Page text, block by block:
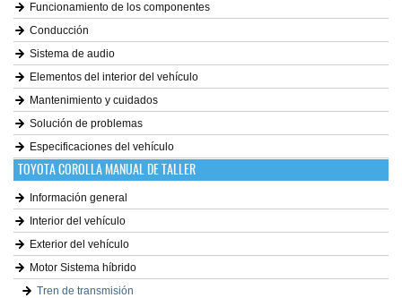
Funcionamiento de los componentes
Conducción
Sistema de audio
Elementos del interior del vehículo
Mantenimiento y cuidados
Solución de problemas
Especificaciones del vehículo
TOYOTA COROLLA MANUAL DE TALLER
Información general
Interior del vehículo
Exterior del vehículo
Motor Sistema híbrido
Tren de transmisión